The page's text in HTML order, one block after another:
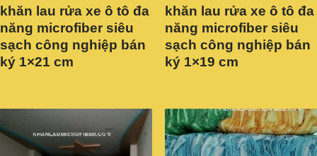
khăn lau rửa xe ô tô đa
năng microfiber siêu
sạch công nghiệp bán
ký 1×21 cm
khăn lau rửa xe ô tô đa
năng microfiber siêu
sạch công nghiệp bán
ký 1×19 cm